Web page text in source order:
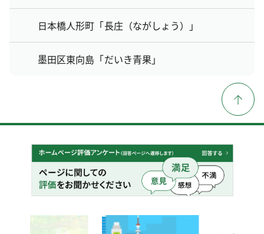
日本橋人形町「長庄（ながしょう）」
墨田区東向島「だいき青果」